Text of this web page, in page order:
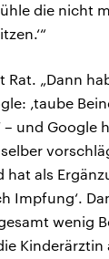
die nicht
Rat. „Dann
‚taube
– und Google
hat als
Impfung‘.
wenig